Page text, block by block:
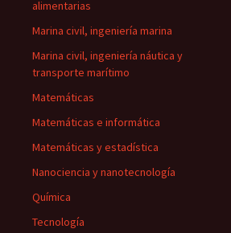
alimentarias
Marina civil, ingeniería marina
Marina civil, ingeniería náutica y
transporte marítimo
Matemáticas
Matemáticas e informática
Matemáticas y estadística
Nanociencia y nanotecnología
Química
Tecnología